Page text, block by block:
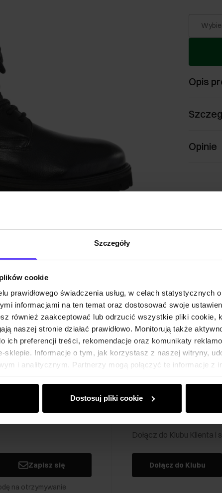
Szczegóły
cookie
prawidłowego świadczenia usług, w celach statystycznych
informacjami na ten temat oraz dostosować swoje
również zaakceptować lub odrzucić wszystkie pliki cookie,
naszej stronie działać prawidłowo. Monitorują także
ich preferencji treści, rekomendacje oraz komunikaty
sklepie. Informacje o tym, jak korzystasz z naszej witryny,
i analitycznym. Partnerzy mogą połączyć te informacje z
korzystania z ich usług.
Dostosuj pliki cookie
Opis
Opinie
Zapisz się
na otrzymywanie
Klub Klienta
Dołącz do Klubu Klienta
Dołącz do Klubu